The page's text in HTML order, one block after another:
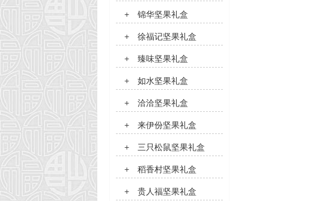
+ 锦华坚果礼盒
+ 徐福记坚果礼盒
+ 臻味坚果礼盒
+ 如水坚果礼盒
+ 洽洽坚果礼盒
+ 来伊份坚果礼盒
+ 三只松鼠坚果礼盒
+ 稻香村坚果礼盒
+ 贵人福坚果礼盒